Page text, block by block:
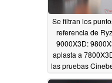
Se filtran los
referencia de
9000X3D:
aplasta a
las pruebas
filtradas10/08/